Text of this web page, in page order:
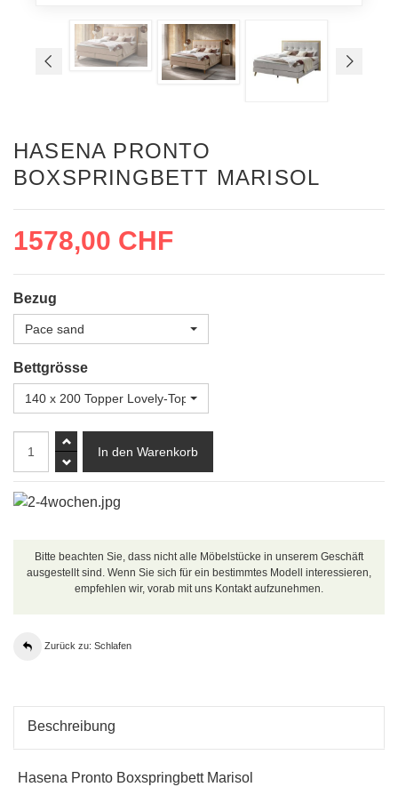
HASENA PRONTO
BOXSPRINGBETT MARISOL
1578,00 CHF
Bezug
Pace sand
Bettgrösse
140 x 200 Topper Lovely-Top
Bitte beachten Sie, dass nicht alle Möbelstücke in unserem Geschäft
ausgestellt sind. Wenn Sie sich für ein bestimmtes Modell interessieren,
empfehlen wir, vorab mit uns Kontakt aufzunehmen.
Zurück zu: Schlafen
Beschreibung
Hasena Pronto Boxspringbett Marisol